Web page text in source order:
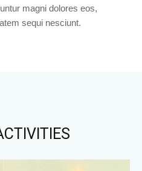
magni dolores eos,
sequi nesciunt.